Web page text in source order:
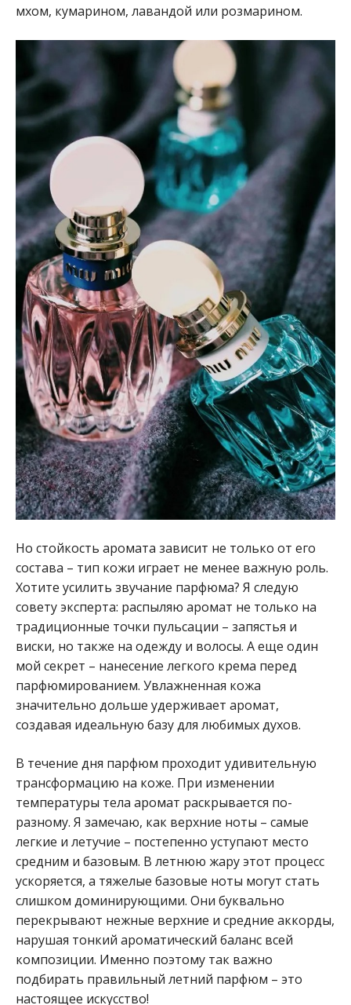
мхом, кумарином, лавандой или розмарином.
Но стойкость аромата зависит не только от его
состава – тип кожи играет не менее важную роль.
Хотите усилить звучание парфюма? Я следую
совету эксперта: распыляю аромат не только на
традиционные точки пульсации – запястья и
виски, но также на одежду и волосы. А еще один
мой секрет – нанесение легкого крема перед
парфюмированием. Увлажненная кожа
значительно дольше удерживает аромат,
создавая идеальную базу для любимых духов.
В течение дня парфюм проходит удивительную
трансформацию на коже. При изменении
температуры тела аромат раскрывается по-
разному. Я замечаю, как верхние ноты – самые
легкие и летучие – постепенно уступают место
средним и базовым. В летнюю жару этот процесс
ускоряется, а тяжелые базовые ноты могут стать
слишком доминирующими. Они буквально
перекрывают нежные верхние и средние аккорды,
нарушая тонкий ароматический баланс всей
композиции. Именно поэтому так важно
подбирать правильный летний парфюм – это
настоящее искусство!